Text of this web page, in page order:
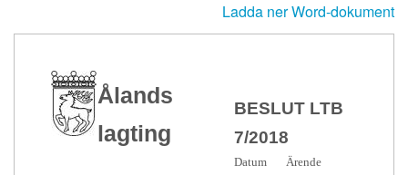
Ladda ner Word-dokument
Ålands
lagting
BESLUT LTB
7/2018
Datum Ärende